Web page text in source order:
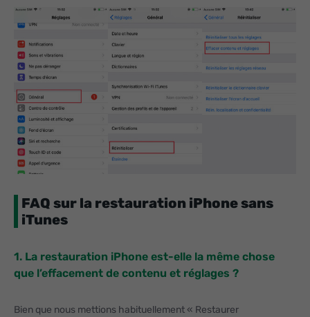
FAQ sur la restauration iPhone sans
iTunes
1. La restauration iPhone est-elle la même chose
que l’effacement de contenu et réglages ?
Bien que nous mettions habituellement « Restaurer